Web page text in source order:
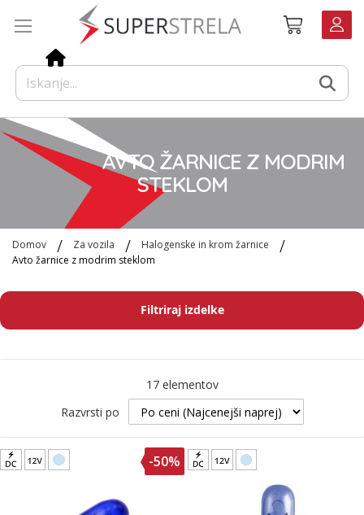
Košarica
AVTO ŽARNICE Z MODRIM
STEKLOM
Domov Za vozila
Halogenske in krom žarnice
Avto žarnice z modrim steklom
Filtriraj izdelke
17elementov
Razvrsti po
-50%